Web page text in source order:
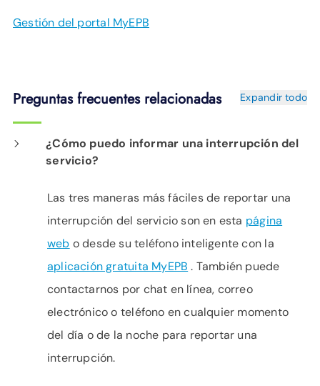
Gestión del portal MyEPB
Preguntas frecuentes relacionadas Expandir todo
¿Cómo puedo informar una interrupción del
servicio?
Las tres maneras más fáciles de reportar una
interrupción del servicio son en esta página
web o desde su teléfono inteligente con la
aplicación gratuita MyEPB . También puede
contactarnos por chat en línea, correo
electrónico o teléfono en cualquier momento
del día o de la noche para reportar una
interrupción.